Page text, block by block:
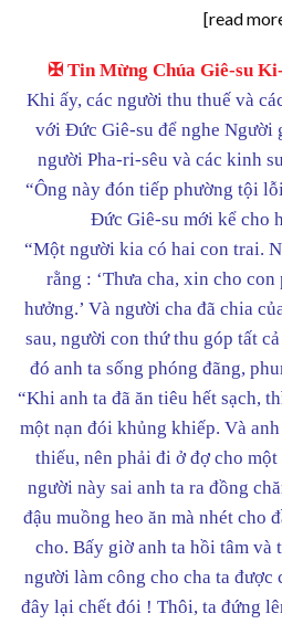
[read
✠ Tin Mừng Chúa Giê-su
Khi ấy, các người thu thuế và
với Đức Giê-su để nghe Người
người Pha-ri-sêu và các kinh
“Ông này đón tiếp phường tội
Đức Giê-su mới kể cho
“Một người kia có hai con trai.
rằng : ‘Thưa cha, xin cho
hưởng.’ Và người cha đã chia
sau, người con thứ thu góp tất
đó anh ta sống phóng đãng,
“Khi anh ta đã ăn tiêu hết sạch,
một nạn đói khủng khiếp. Và
thiếu, nên phải đi ở đợ cho
người này sai anh ta ra đồng
đậu muồng heo ăn mà nhét cho
cho. Bấy giờ anh ta hồi tâm và
người làm công cho cha ta được
đây lại chết đói ! Thôi, ta đứng